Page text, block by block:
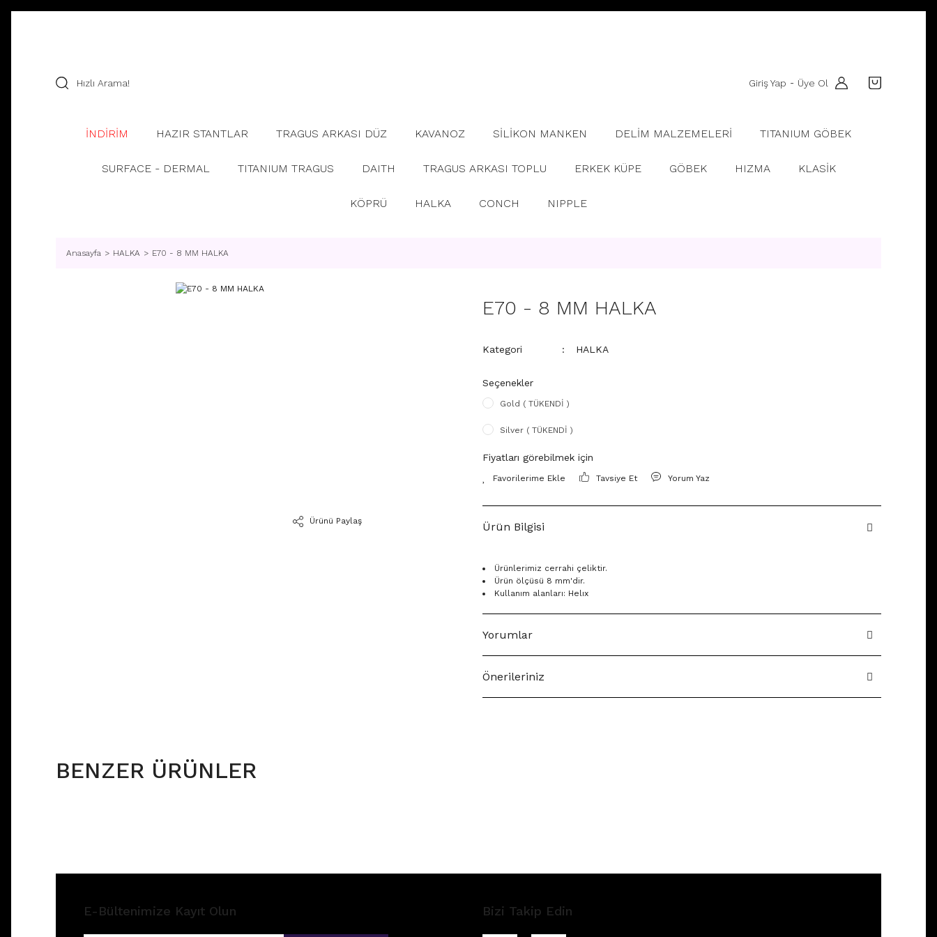
Giriş Yap - Üye Ol
İNDİRİM HAZIR STANTLAR TRAGUS ARKASI DÜZ KAVANOZ SİLİKON MANKEN DELİM MALZEMELERİ TITANIUM GÖBEK
SURFACE - DERMAL TITANIUM TRAGUS DAITH TRAGUS ARKASI TOPLU ERKEK KÜPE GÖBEK HIZMA KLASİK
KÖPRÜ HALKA CONCH NIPPLE
Anasayfa HALKA E70 - 8 MM HALKA
Ürünü Paylaş
E70 - 8 MM HALKA
Kategori HALKA
Seçenekler
Gold ( TÜKENDİ )
Silver ( TÜKENDİ )
Fiyatları görebilmek için
Tavsiye Et Yorum Yaz
Ürün Bilgisi
Ürünlerimiz cerrahi çeliktir.
Ürün ölçüsü 8 mm'dir.
Kullanım alanları: Helıx
Yorumlar
Önerileriniz
BENZER ÜRÜNLER
E-Bültenimize Kayıt Olun Bizi Takip Edin